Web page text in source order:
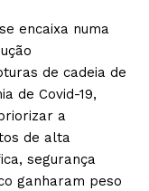
encaixa numa
de cadeia de
de Covid-19,
a
de alta
segurança
ganharam peso